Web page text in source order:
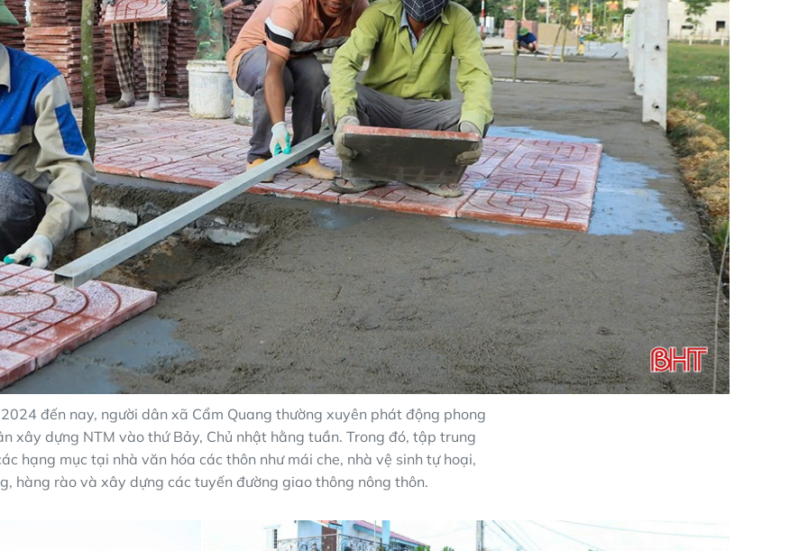
đến nay, người dân xã Cẩm Quang thường xuyên phát động phong
xây dựng NTM vào thứ Bảy, Chủ nhật hằng tuần. Trong đó, tập trung
hạng mục tại nhà văn hóa các thôn như mái che, nhà vệ sinh tự hoại,
hàng rào và xây dựng các tuyến đường giao thông nông thôn.